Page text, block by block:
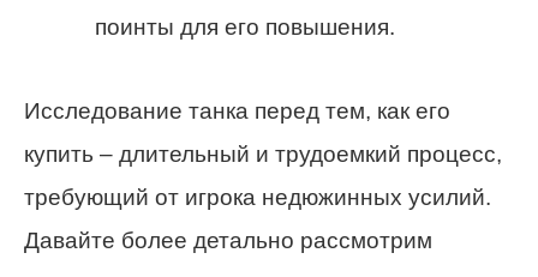
поинты для его повышения.
Исследование танка перед тем, как его
купить – длительный и трудоемкий процесс,
требующий от игрока недюжинных усилий.
Давайте более детально рассмотрим